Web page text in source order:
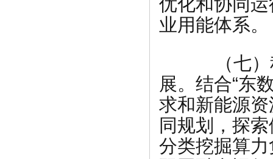
业用能体系。
（七）积
展。结合“东
求和新能源
同规划，探
分类挖掘算